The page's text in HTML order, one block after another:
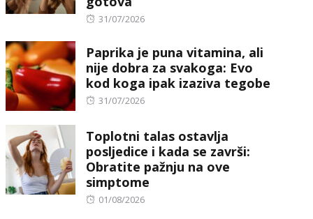
Posted
31/07/2026
Paprika je puna vitamina, ali
nije dobra za svakoga: Evo
kod koga ipak izaziva tegobe
Posted
31/07/2026
Toplotni talas ostavlja
posljedice i kada se završi:
Obratite pažnju na ove
simptome
Posted
01/08/2026